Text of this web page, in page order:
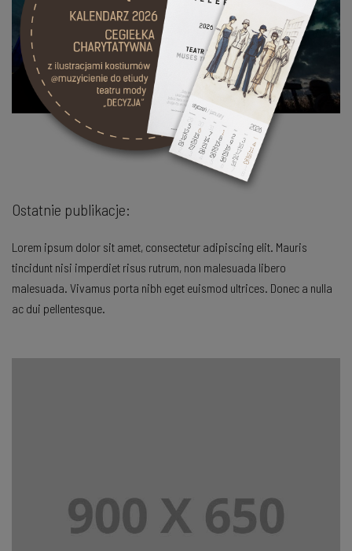
OPERA 2019
Ostatnie publikacje:
Lorem ipsum dolor sit amet, consectetur adipiscing elit. Mauris
tincidunt nisi imperdiet risus rutrum, non malesuada libero
malesuada. Vivamus porta nibh eget euismod ultrices. Donec a nulla
ac dui pellentesque.